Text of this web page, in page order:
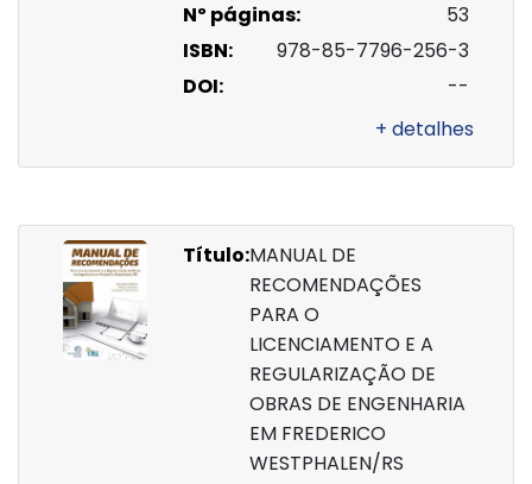
Nº páginas:
53
ISBN:
978-85-7796-256-3
DOI:
--
+ detalhes
Título:MANUAL DE
RECOMENDAÇÕES
PARA O
LICENCIAMENTO E A
REGULARIZAÇÃO DE
OBRAS DE ENGENHARIA
EM FREDERICO
WESTPHALEN/RS